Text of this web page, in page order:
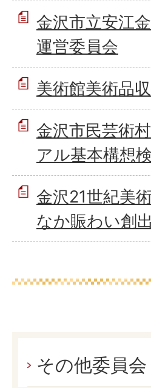
金沢市立安江
運営委員会
美術館美術品
金沢市民芸術
アル基本構想
金沢21世紀美
なか賑わい創
その他委員会